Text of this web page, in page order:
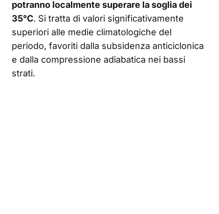
potranno localmente superare la soglia dei
35°C. Si tratta di valori significativamente
superiori alle medie climatologiche del
periodo, favoriti dalla subsidenza anticiclonica
e dalla compressione adiabatica nei bassi
strati.